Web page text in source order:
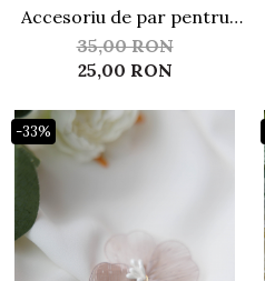
Accesoriu de par pentru
mirese ACP06
35,00 RON
25,00 RON
-33%